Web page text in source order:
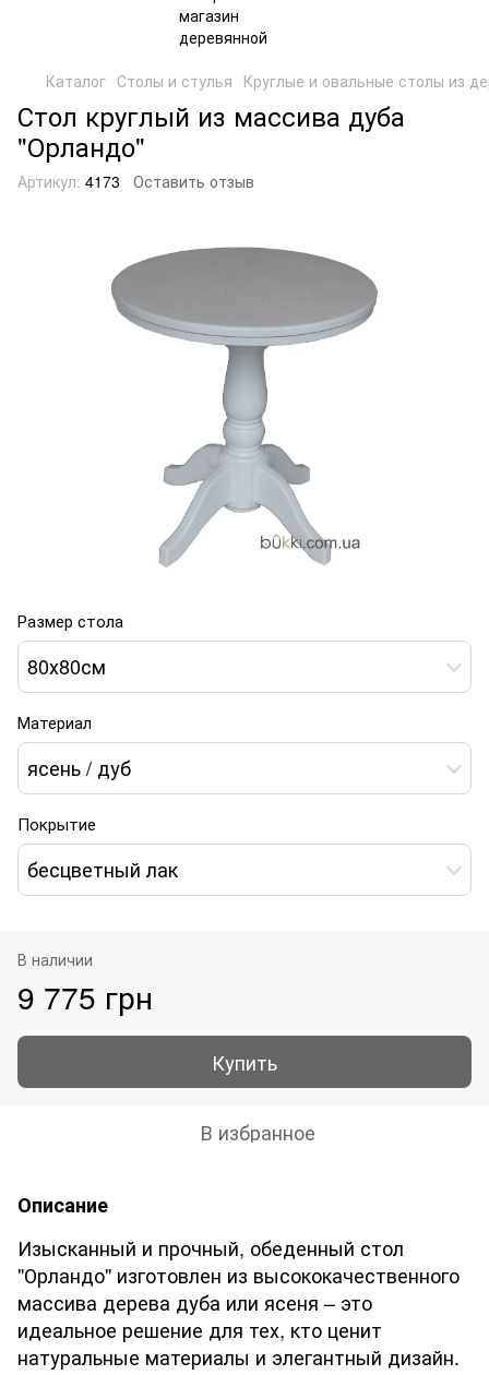
Каталог Столы и стулья Круглые и овальные столы из
Стол круглый из массива дуба
"Орландо"
Артикул: 4173 Оставить отзыв
Размер стола
80х80см
Материал
ясень / дуб
Покрытие
бесцветный лак
В наличии
9 775 грн
Купить
В избранное
Описание
Изысканный и прочный, обеденный стол
"Орландо" изготовлен из высококачественного
массива дерева дуба или ясеня – это
идеальное решение для тех, кто ценит
натуральные материалы и элегантный дизайн.